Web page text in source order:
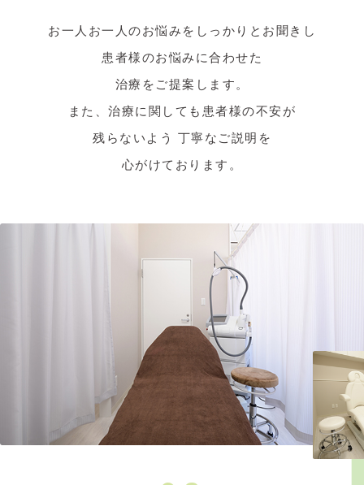
お一人お一人のお悩みをしっかりとお聞きし
患者様のお悩みに合わせた
治療をご提案します。
また、治療に関しても患者様の不安が
残らないよう 丁寧なご説明を
心がけております。